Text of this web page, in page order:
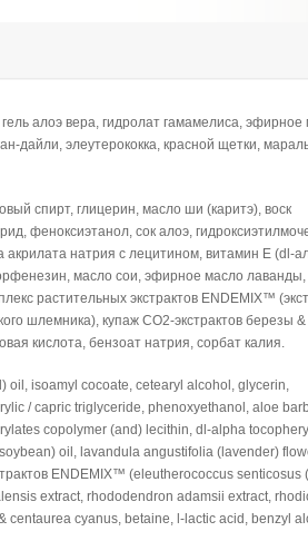
алоэ вера, гидролат гамамелиса, эфирное
дайли, элеутерококка, красной щетки,
спирт, глицерин, масло ши (каритэ), воск
феноксиэтанол, сок алоэ,
натрия с лецитином, витамин Е (dl-
масло сои, эфирное масло лаванды,
растительных экстрактов ENDEMIX™
шлемника), купаж СО2-экстрактов березы
кислота, бензоат натрия, сорбат калия.
oil, isoamyl cocoate, cetearyl alcohol, glycerin,
/ capric triglyceride, phenoxyethanol, aloe
copolymer (and) lecithin, dl-alpha
oil, lavandula angustifolia (lavender)
ENDEMIX™ (eleutherococcus senticosus
extract, rhododendron adamsii extract,
centaurea cyanus, betaine, l-lactic acid, benzyl